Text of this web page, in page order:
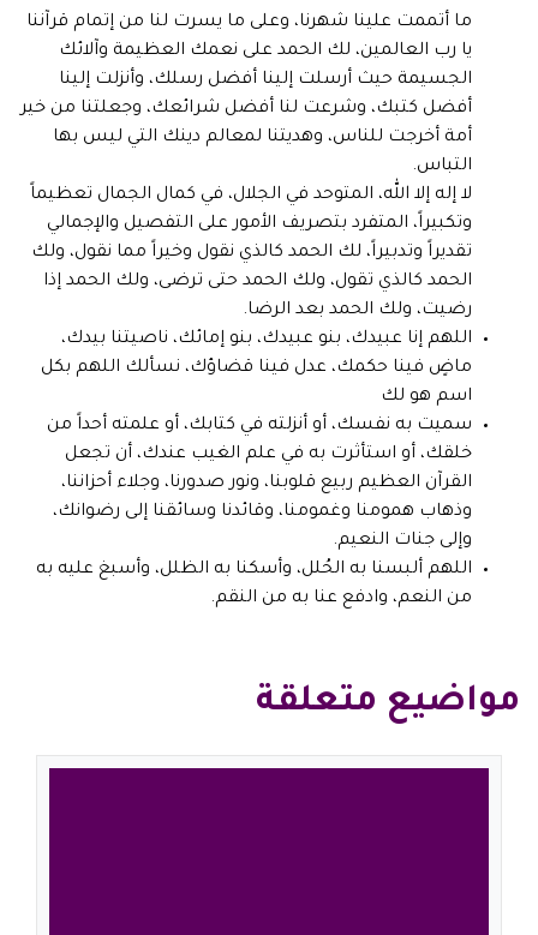
ما أتممت علينا شهرنا، وعلى ما يسرت لنا من إتمام قرآننا
يا رب العالمين، لك الحمد على نعمك العظيمة وآلائك
الجسيمة حيث أرسلت إلينا أفضل رسلك، وأنزلت إلينا
أفضل كتبك، وشرعت لنا أفضل شرائعك، وجعلتنا من خير
أمة أخرجت للناس، وهديتنا لمعالم دينك التي ليس بها
التباس.
لا إله إلا الله، المتوحد في الجلال، في كمال الجمال تعظيماً
وتكبيراً، المتفرد بتصريف الأمور على التفصيل والإجمالي
تقديراً وتدبيراً، لك الحمد كالذي نقول وخيراً مما نقول، ولك
الحمد كالذي تقول، ولك الحمد حتى ترضى، ولك الحمد إذا
رضيت، ولك الحمد بعد الرضا.
اللهم إنا عبيدك، بنو عبيدك، بنو إمائك، ناصيتنا بيدك،
ماضٍ فينا حكمك، عدل فينا قضاؤك، نسألك اللهم بكل
اسم هو لك
سميت به نفسك، أو أنزلته في كتابك، أو علمته أحداً من
خلقك، أو استأثرت به في علم الغيب عندك، أن تجعل
القرآن العظيم ربيع قلوبنا، ونور صدورنا، وجلاء أحزاننا،
وذهاب همومنا وغمومنا، وقائدنا وسائقنا إلى رضوانك،
وإلى جنات النعيم.
اللهم ألبسنا به الحُلل، وأسكنا به الظلل، وأسبغ عليه به
من النعم، وادفع عنا به من النقم.
مواضيع متعلقة